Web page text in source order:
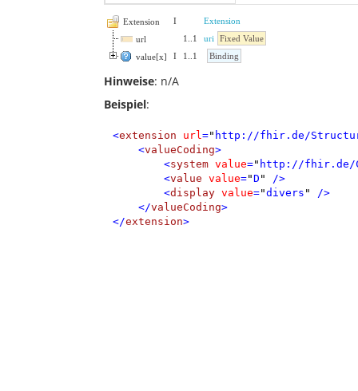
Extension I
Extension
url
1 1 uri
Fixed Value
value[x]
I 1 1 Binding
Hinweise: n/A
Beispiel:
<extension url =" http://fhir.de/
<valueCoding>
<system value=" http://fhir.de/
<value value="D "
/>
<display value="divers "
/>
</valueCoding>
</extension>